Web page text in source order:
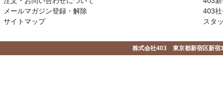
メールマガジン登録・解除
サイトマップ
403
スタ
株式会社403 東京都新宿区新